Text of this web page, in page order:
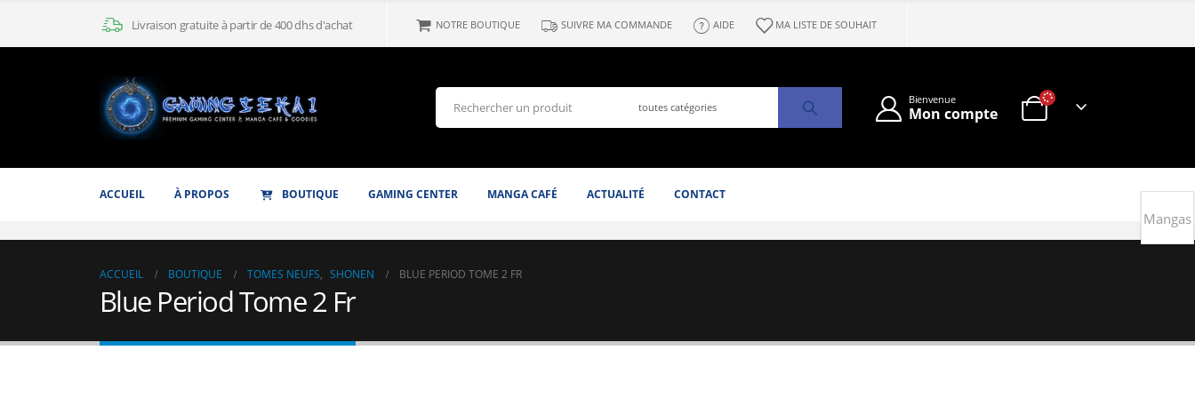
Livraison gratuite à partir de 400 dhs d'achat NOTRE BOUTIQUE SUIVRE MA COMMANDE AIDE MA LISTE DE SOUHAIT
Bienvenue
Mon compte
ACCUEIL À PROPOS BOUTIQUE GAMING CENTER MANGA CAFÉ ACTUALITÉ CONTACT
ACCUEIL BOUTIQUE TOMES NEUFS, SHONEN BLUE PERIOD TOME 2 FR
Blue Period Tome 2 Fr
Mangas